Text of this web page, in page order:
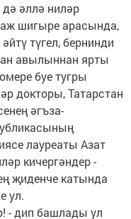
әллә ниләр
шигыре арасында,
түгел, бернинди
авылыннан ярты
буе тугры
докторы, Татарстан
әгъза-
лауреаты Азат
кичергәндер -
җиденче катында
ул.
- дип башлады ул